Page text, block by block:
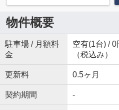
物件概要
駐車場 / 月額料
金
空有(1台) /
（税込み）
更新料 0.5ヶ月
契約期間 -